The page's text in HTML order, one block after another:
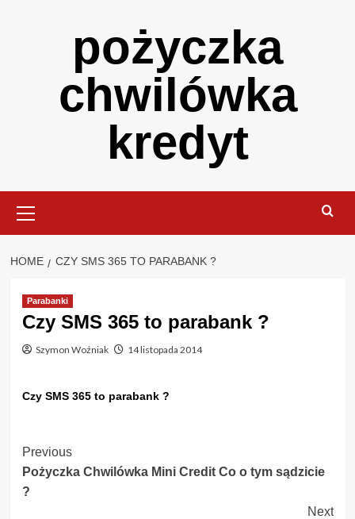
pożyczka
chwilówka
kredyt
Menu
HOME CZY SMS 365 TO PARABANK ?
Parabanki
Czy SMS 365 to parabank ?
Szymon Woźniak 14 listopada 2014
Czy SMS 365 to parabank ?
Post
Navigation
Previous
Pożyczka Chwilówka Mini Credit Co o tym sądzicie
?
Next